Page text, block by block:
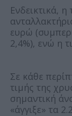
Ενδεικτικά,
ευρώ
2,4%), ενώ η
Σε κάθε
τιμής της
σημαντική
«άγγιξε» τα